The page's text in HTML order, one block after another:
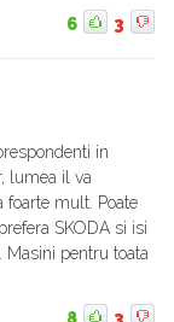
6 3
in
lumea il va
foarte mult. Poate
SKODA si isi
Masini pentru toata